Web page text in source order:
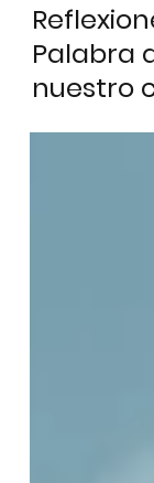
Palabra
nuestro